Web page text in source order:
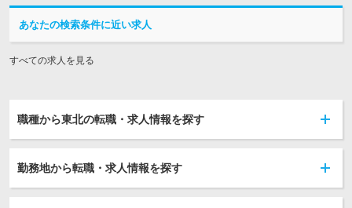
あなたの検索条件に近い求人
すべての求人を見る
職種から東北の転職・求人情報を探す
勤務地から転職・求人情報を探す